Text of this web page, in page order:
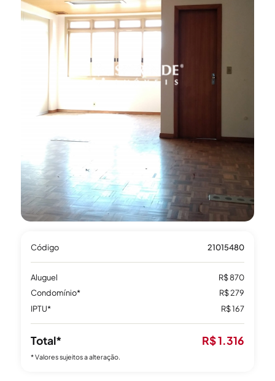
Código 21015480
Aluguel
R$ 870
Condomínio*
R$ 279
IPTU*
R$ 167
Total* R$ 1.316
* Valores sujeitos a alteração.